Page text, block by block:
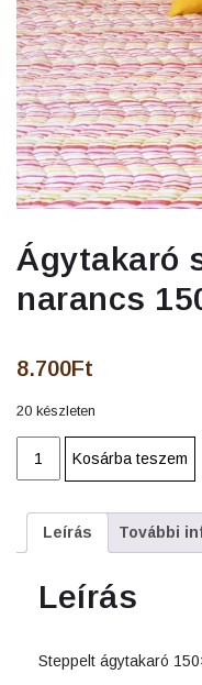
Ágytakaró
narancs
8.700Ft
20 készleten
steppelt
narancs
150*230
mennyiség
Kosárba teszem
Leírás További
Leírás
Steppelt ágytakaró